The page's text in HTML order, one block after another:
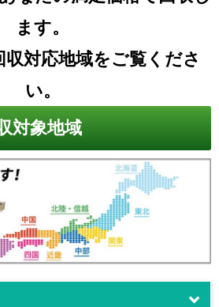
ます。
収対応地域をご覧くださ
い。
対象地域